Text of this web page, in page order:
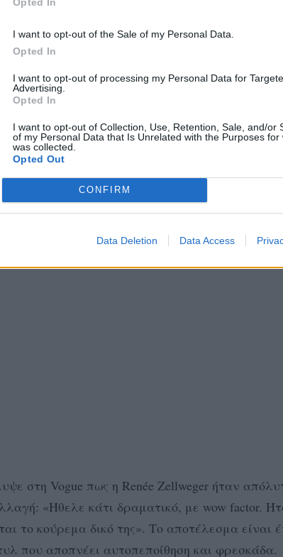
I want to opt-out of the Sale of my Personal Data.
Opted In
I want to opt-out of processing my Personal Data for
Advertising.
Opted In
I want to opt-out of Collection, Use, Retention, Sale, and/or
of my Personal Data that Is Unrelated with the Purposes for
was collected.
Opted Out
CONFIRM
Data Deletion Data Access
στη Vogue πως η Renée Zellweger ήταν
«Ήθελε κάτι δραματικό, με wow factor.
το κούρεμα δικό της». Το αποτέλεσμα είναι
που αποπνέει αυτοπεποίθηση και φρεσκάδα.